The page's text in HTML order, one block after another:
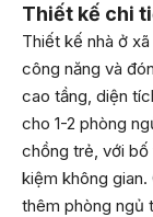
Thiết kế chi
Thiết kế nhà ở
công năng và
cao tầng, diện
cho 1-2 phòng
chồng trẻ, với
kiệm không gian.
thêm phòng ngủ